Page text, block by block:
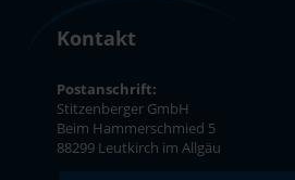
Kontakt
Postanschrift:
Stitzenberger GmbH
Beim Hammerschmied 5
88299 Leutkirch im Allgäu